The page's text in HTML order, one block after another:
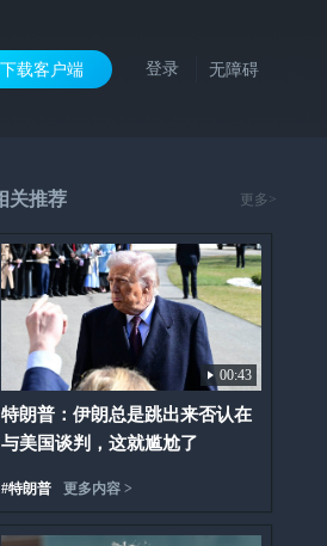
下载客户端 登录 无障碍
关推荐 更多>
00:43
特朗普：伊朗总是跳出来否认在
与美国谈判，这就尴尬了
#特朗普 更多内容 >